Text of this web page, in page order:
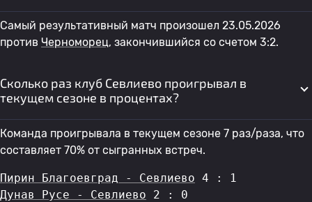
Самый результативный матч произошел 23.05.2026
против Черноморец, закончившийся со счетом 3:2.
Сколько раз клуб Севлиево проигрывал в
текущем сезоне в процентах?
Команда проигрывала в текущем сезоне 7 раз/раза, что
составляет 70% от сыгранных встреч.
Пирин Благоевград - Севлиево 4 : 1
Дунав Русе - Севлиево 2 : 0